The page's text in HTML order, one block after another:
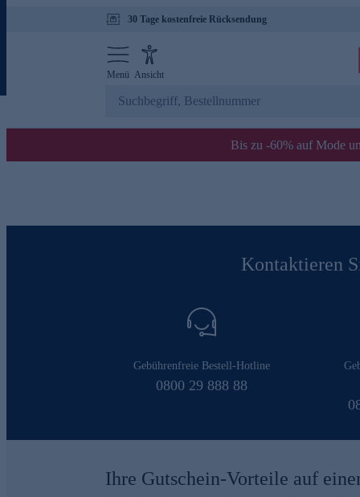
30 Tage kostenfreie Rücksendung
Menü Ansicht
Bis zu -60% auf Mode
Kontaktieren
Gebührenfreie Bestell-Hotline
0800 29 888 88
Ihre Gutschein-Vorteile auf